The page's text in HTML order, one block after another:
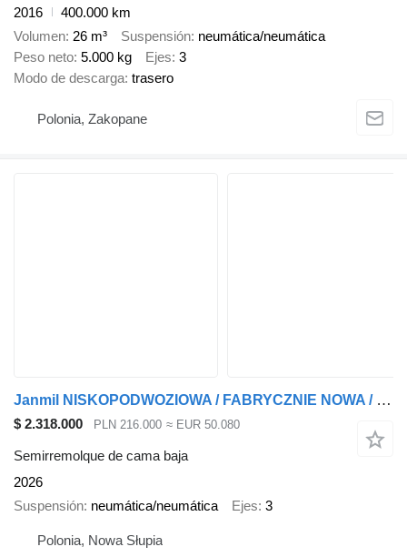
2016
400.000 km
Volumen 26 m³ Suspensión neumática/neumática
Peso neto 5.000 kg Ejes 3
Modo de descarga trasero
Polonia, Zakopane
Janmil NISKOPODWOZIOWA / FABRYCZNIE NOWA / BOGATE WYPOSAŻENIE / OŚ SKRĘ
$ 2.318.000 PLN 216.000 ≈ EUR 50.080
Semirremolque de cama baja
2026
Suspensión neumática/neumática Ejes 3
Polonia, Nowa Słupia